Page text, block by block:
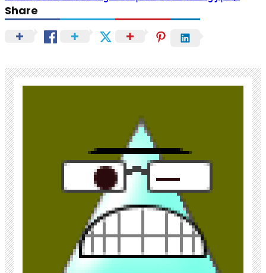
Share